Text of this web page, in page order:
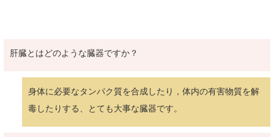
肝臓とはどのような臓器ですか？
身体に必要なタンパク質を合成したり，体内の有害物質を解
毒したりする、とても大事な臓器です。